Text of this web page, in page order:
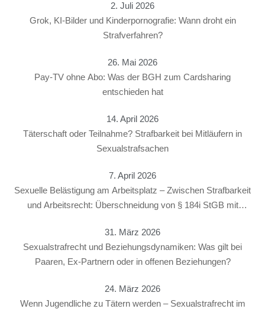
2. Juli 2026
Grok, KI-Bilder und Kinderpornografie: Wann droht ein
Strafverfahren?
26. Mai 2026
Pay-TV ohne Abo: Was der BGH zum Cardsharing
entschieden hat
14. April 2026
Täterschaft oder Teilnahme? Strafbarkeit bei Mitläufern in
Sexualstrafsachen
7. April 2026
Sexuelle Belästigung am Arbeitsplatz – Zwischen Strafbarkeit
und Arbeitsrecht: Überschneidung von § 184i StGB mit
31. März 2026
Sexualstrafrecht und Beziehungsdynamiken: Was gilt bei
Paaren, Ex-Partnern oder in offenen Beziehungen?
24. März 2026
Wenn Jugendliche zu Tätern werden – Sexualstrafrecht im